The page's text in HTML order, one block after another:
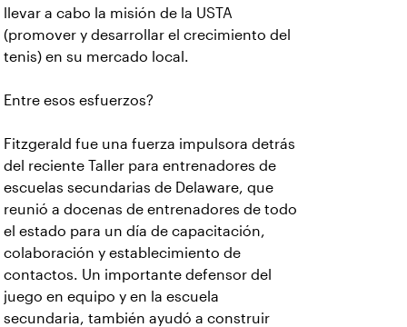
llevar a cabo la misión de la USTA
(promover y desarrollar el crecimiento del
tenis) en su mercado local.
Entre esos esfuerzos?
Fitzgerald fue una fuerza impulsora detrás
del reciente Taller para entrenadores de
escuelas secundarias de Delaware, que
reunió a docenas de entrenadores de todo
el estado para un día de capacitación,
colaboración y establecimiento de
contactos. Un importante defensor del
juego en equipo y en la escuela
secundaria, también ayudó a construir